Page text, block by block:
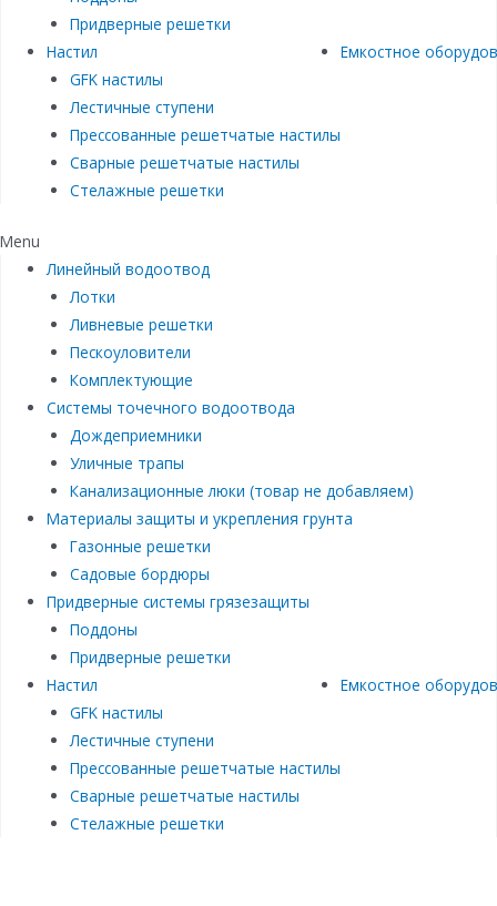
Придверные решетки
Настил
GFK настилы
Лестичные ступени
Прессованные решетчатые настилы
Сварные решетчатые настилы
Стелажные решетки
Емкостное
Menu
Линейный водоотвод
Лотки
Ливневые решетки
Пескоуловители
Комплектующие
Системы точечного водоотвода
Дождеприемники
Уличные трапы
Канализационные люки (товар не добавляем)
Материалы защиты и укрепления грунта
Газонные решетки
Садовые бордюры
Придверные системы грязезащиты
Поддоны
Придверные решетки
Настил
GFK настилы
Лестичные ступени
Прессованные решетчатые настилы
Сварные решетчатые настилы
Стелажные решетки
Емкостное